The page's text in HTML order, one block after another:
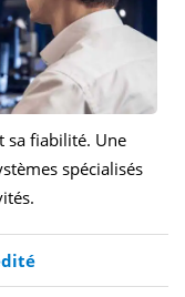
sa fiabilité. Une
spécialisés